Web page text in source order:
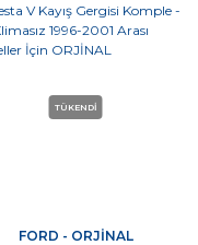
TÜKENDİ
FORD - ORJİNAL